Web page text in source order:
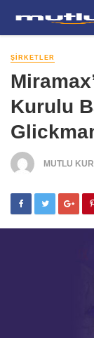
ŞIRKETLER
Kurulu
MUTLU